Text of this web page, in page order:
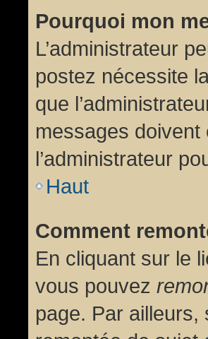
Pourquoi mon
L’administrateur
postez nécessite
que
messages doivent
l’administrateur
Haut
Comment
En cliquant sur le
vous pouvez
page. Par